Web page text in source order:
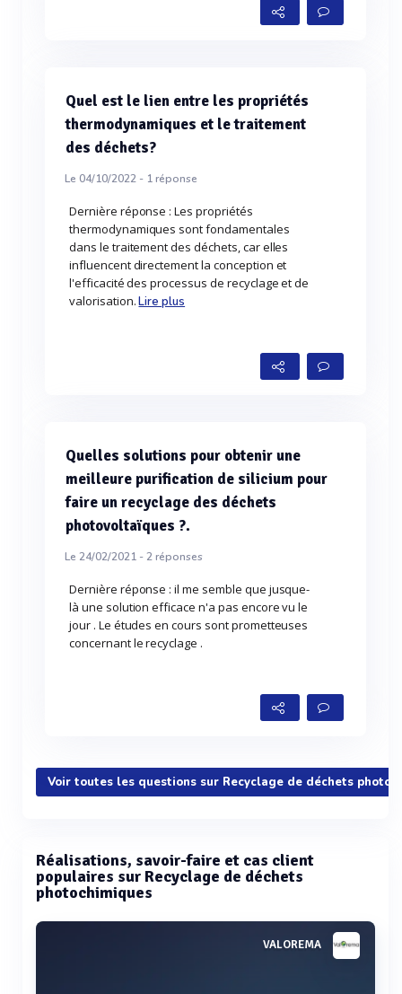
Quel est le lien entre les propriétés
thermodynamiques et le traitement
des déchets?
Le 04/10/2022 - 1réponse
Dernière réponse : Les propriétés
thermodynamiques sont fondamentales
dans le traitement des déchets, car elles
influencent directement la conception et
l'efficacité des processus de recyclage et de
valorisation.Lire plus
Quelles solutions pour obtenir une
meilleure purification de silicium pour
faire un recyclage des déchets
photovoltaïques ?.
Le 24/02/2021 -2réponses
Dernière réponse : il me semble que jusque-
là une solution efficace n'a pas encore vu le
jour . Le études en cours sont prometteuses
concernant le recyclage .
Voir toutes les questions sur Recyclage de déchets
Réalisations, savoir-faire et cas client
populaires sur Recyclage de déchets
photochimiques
VALOREMA